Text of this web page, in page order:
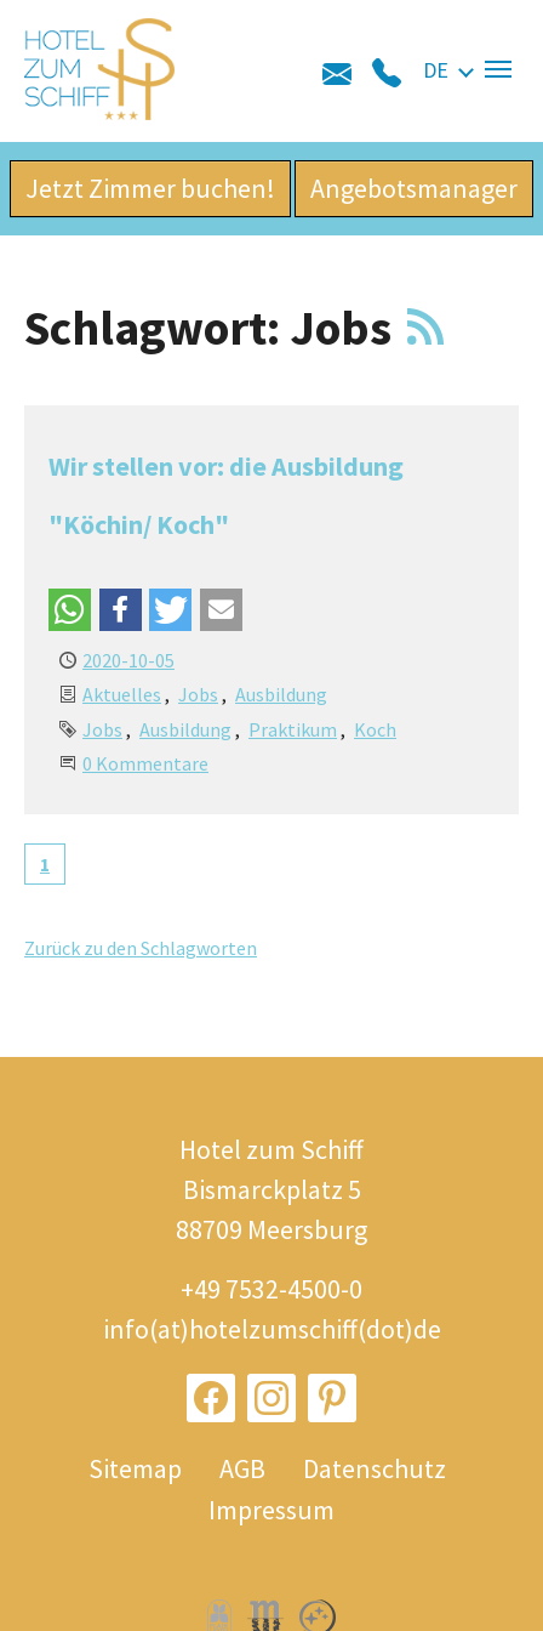
Skip to main navigation
Zum Hauptinhalt springen
Skip to page footer
DE
Jetzt Zimmer buchen! Angebotsmanager
Schlagwort: Jobs
Wir stellen vor: die Ausbildung
"Köchin/ Koch"
2020-10-05
Aktuelles
Jobs
Ausbildung
Jobs
Ausbildung Praktikum
Koch
0 Kommentare
1
Zurück zu den Schlagworten
Hotel zum Schiff
Bismarckplatz 5
88709 Meersburg
+49 7532-4500-0
info(at)hotelzumschiff(dot)de
Sitemap AGB
Datenschutz
Impressum